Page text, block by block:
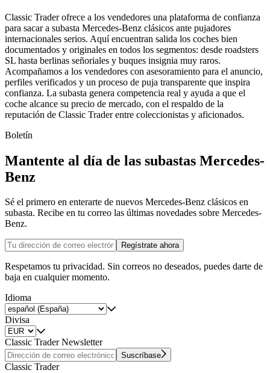
Classic Trader ofrece a los vendedores una plataforma de confianza
para sacar a subasta Mercedes-Benz clásicos ante pujadores
internacionales serios. Aquí encuentran salida los coches bien
documentados y originales en todos los segmentos: desde roadsters
SL hasta berlinas señoriales y buques insignia muy raros.
Acompañamos a los vendedores con asesoramiento para el anuncio,
perfiles verificados y un proceso de puja transparente que inspira
confianza. La subasta genera competencia real y ayuda a que el
coche alcance su precio de mercado, con el respaldo de la
reputación de Classic Trader entre coleccionistas y aficionados.
Boletín
Mantente al día de las subastas Mercedes-
Benz
Sé el primero en enterarte de nuevos Mercedes-Benz clásicos en
subasta. Recibe en tu correo las últimas novedades sobre Mercedes-
Benz.
Regístrate ahora
Respetamos tu privacidad. Sin correos no deseados, puedes darte de
baja en cualquier momento.
Idioma
Divisa
Classic Trader Newsletter
Suscríbase
Classic Trader